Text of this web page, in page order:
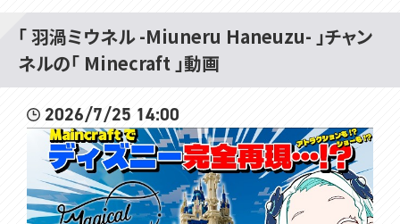
後編はこちら：https://youtu.be/DJKrRrjWJBQ
マイクラ肝試し2022再生リスト
https://youtube.com/playlist?list=PLC0194KMxFn05XRABVC9T-7Q
XBNDqtbNI
@天野ピカミィ. Pikamee
@緋笠トモシカ - Tomoshika Hikasa -
@大門地リューゴン・Ryugon Daimonji
･･･････････････････････････････
✿配信画面
「 羽渦ミウネル -Miuneru Haneuzu- 」チャン
ネルの「 Minecraft 」動画
2026/7/25 14:00